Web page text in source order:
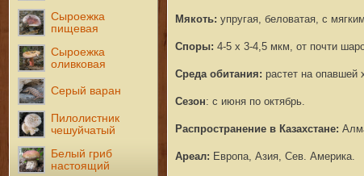
Сыроежка
пищевая
Сыроежка
оливковая
Серый варан
Пилолистник
чешуйчатый
Белый гриб
настоящий
Мякоть: упругая, беловатая, с
Споры: 4-5 x 3-4,5мкм, от почти
Среда обитания: растет на опавшей
Сезон: с июня по октябрь.
Распространение в Казахстане:
Ареал: Европа, Азия, Сев. Америка.